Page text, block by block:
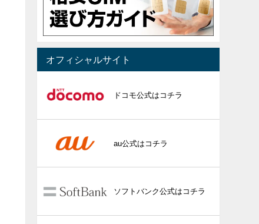
オフィシャルサイト
ドコモ公式はコチラ
au公式はコチラ
ソフトバンク公式はコチラ